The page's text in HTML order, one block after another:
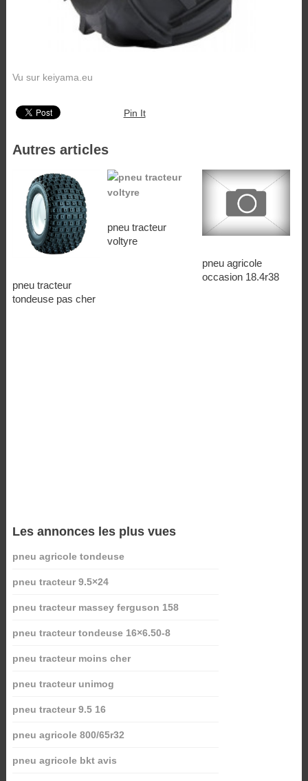
Vu sur keiyama.eu
Pin It
Autres articles
pneu tracteur
tondeuse pas cher
pneu tracteur
voltyre
pneu agricole
occasion 18.4r38
Les annonces les plus vues
pneu agricole tondeuse
pneu tracteur 9.5×24
pneu tracteur massey ferguson 158
pneu tracteur tondeuse 16×6.50-8
pneu tracteur moins cher
pneu tracteur unimog
pneu tracteur 9.5 16
pneu agricole 800/65r32
pneu agricole bkt avis